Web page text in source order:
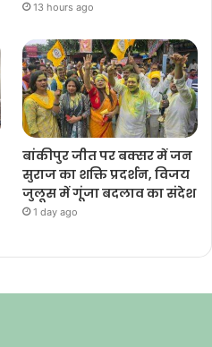
13 hours ago
बांकीपुर जीत पर बक्सर में जन
सुराज का शक्ति प्रदर्शन, विजय
जुलूस में गूंजा बदलाव का संदेश
1 day ago